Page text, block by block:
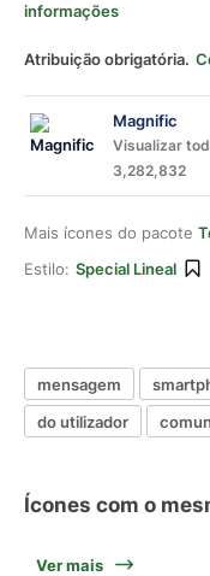
informações
Atribuição obrigatória.
Magnific
Visualizar
3,282,832
Mais ícones do pacote
Estilo: Special Lineal
mensagem
do utilizador
Ícones com o
Ver mais